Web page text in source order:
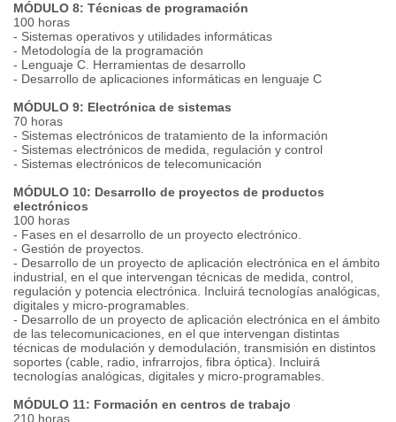
MÓDULO 8: Técnicas de programación
100 horas
- Sistemas operativos y utilidades informáticas
- Metodología de la programación
- Lenguaje C. Herramientas de desarrollo
- Desarrollo de aplicaciones informáticas en lenguaje C
MÓDULO 9: Electrónica de sistemas
70 horas
- Sistemas electrónicos de tratamiento de la información
- Sistemas electrónicos de medida, regulación y control
- Sistemas electrónicos de telecomunicación
MÓDULO 10: Desarrollo de proyectos de productos
electrónicos
100 horas
- Fases en el desarrollo de un proyecto electrónico.
- Gestión de proyectos.
- Desarrollo de un proyecto de aplicación electrónica en el ámbito
industrial, en el que intervengan técnicas de medida, control,
regulación y potencia electrónica. Incluirá tecnologías analógicas,
digitales y micro-programables.
- Desarrollo de un proyecto de aplicación electrónica en el ámbito
de las telecomunicaciones, en el que intervengan distintas
técnicas de modulación y demodulación, transmisión en distintos
soportes (cable, radio, infrarrojos, fibra óptica). Incluirá
tecnologías analógicas, digitales y micro-programables.
MÓDULO 11: Formación en centros de trabajo
210 horas